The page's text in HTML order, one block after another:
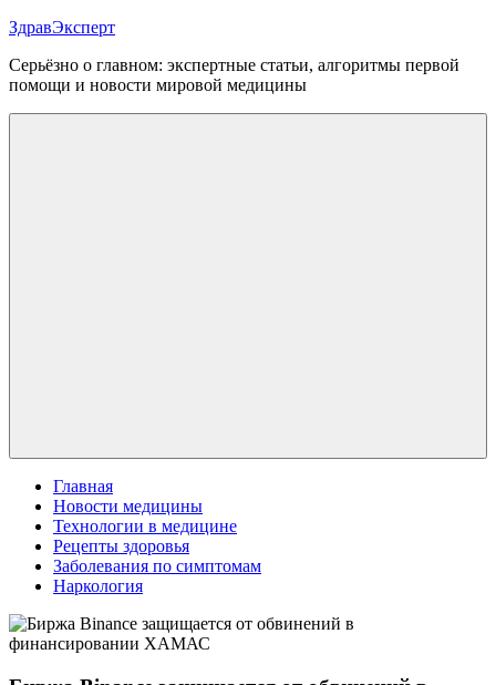
Перейти
содержимому
ЗдравЭксперт
Серьёзно о главном: экспертные статьи, алгоритмы первой
помощи и новости мировой медицины
Главная
Новости медицины
Технологии в медицине
Рецепты здоровья
Заболевания по симптомам
Наркология